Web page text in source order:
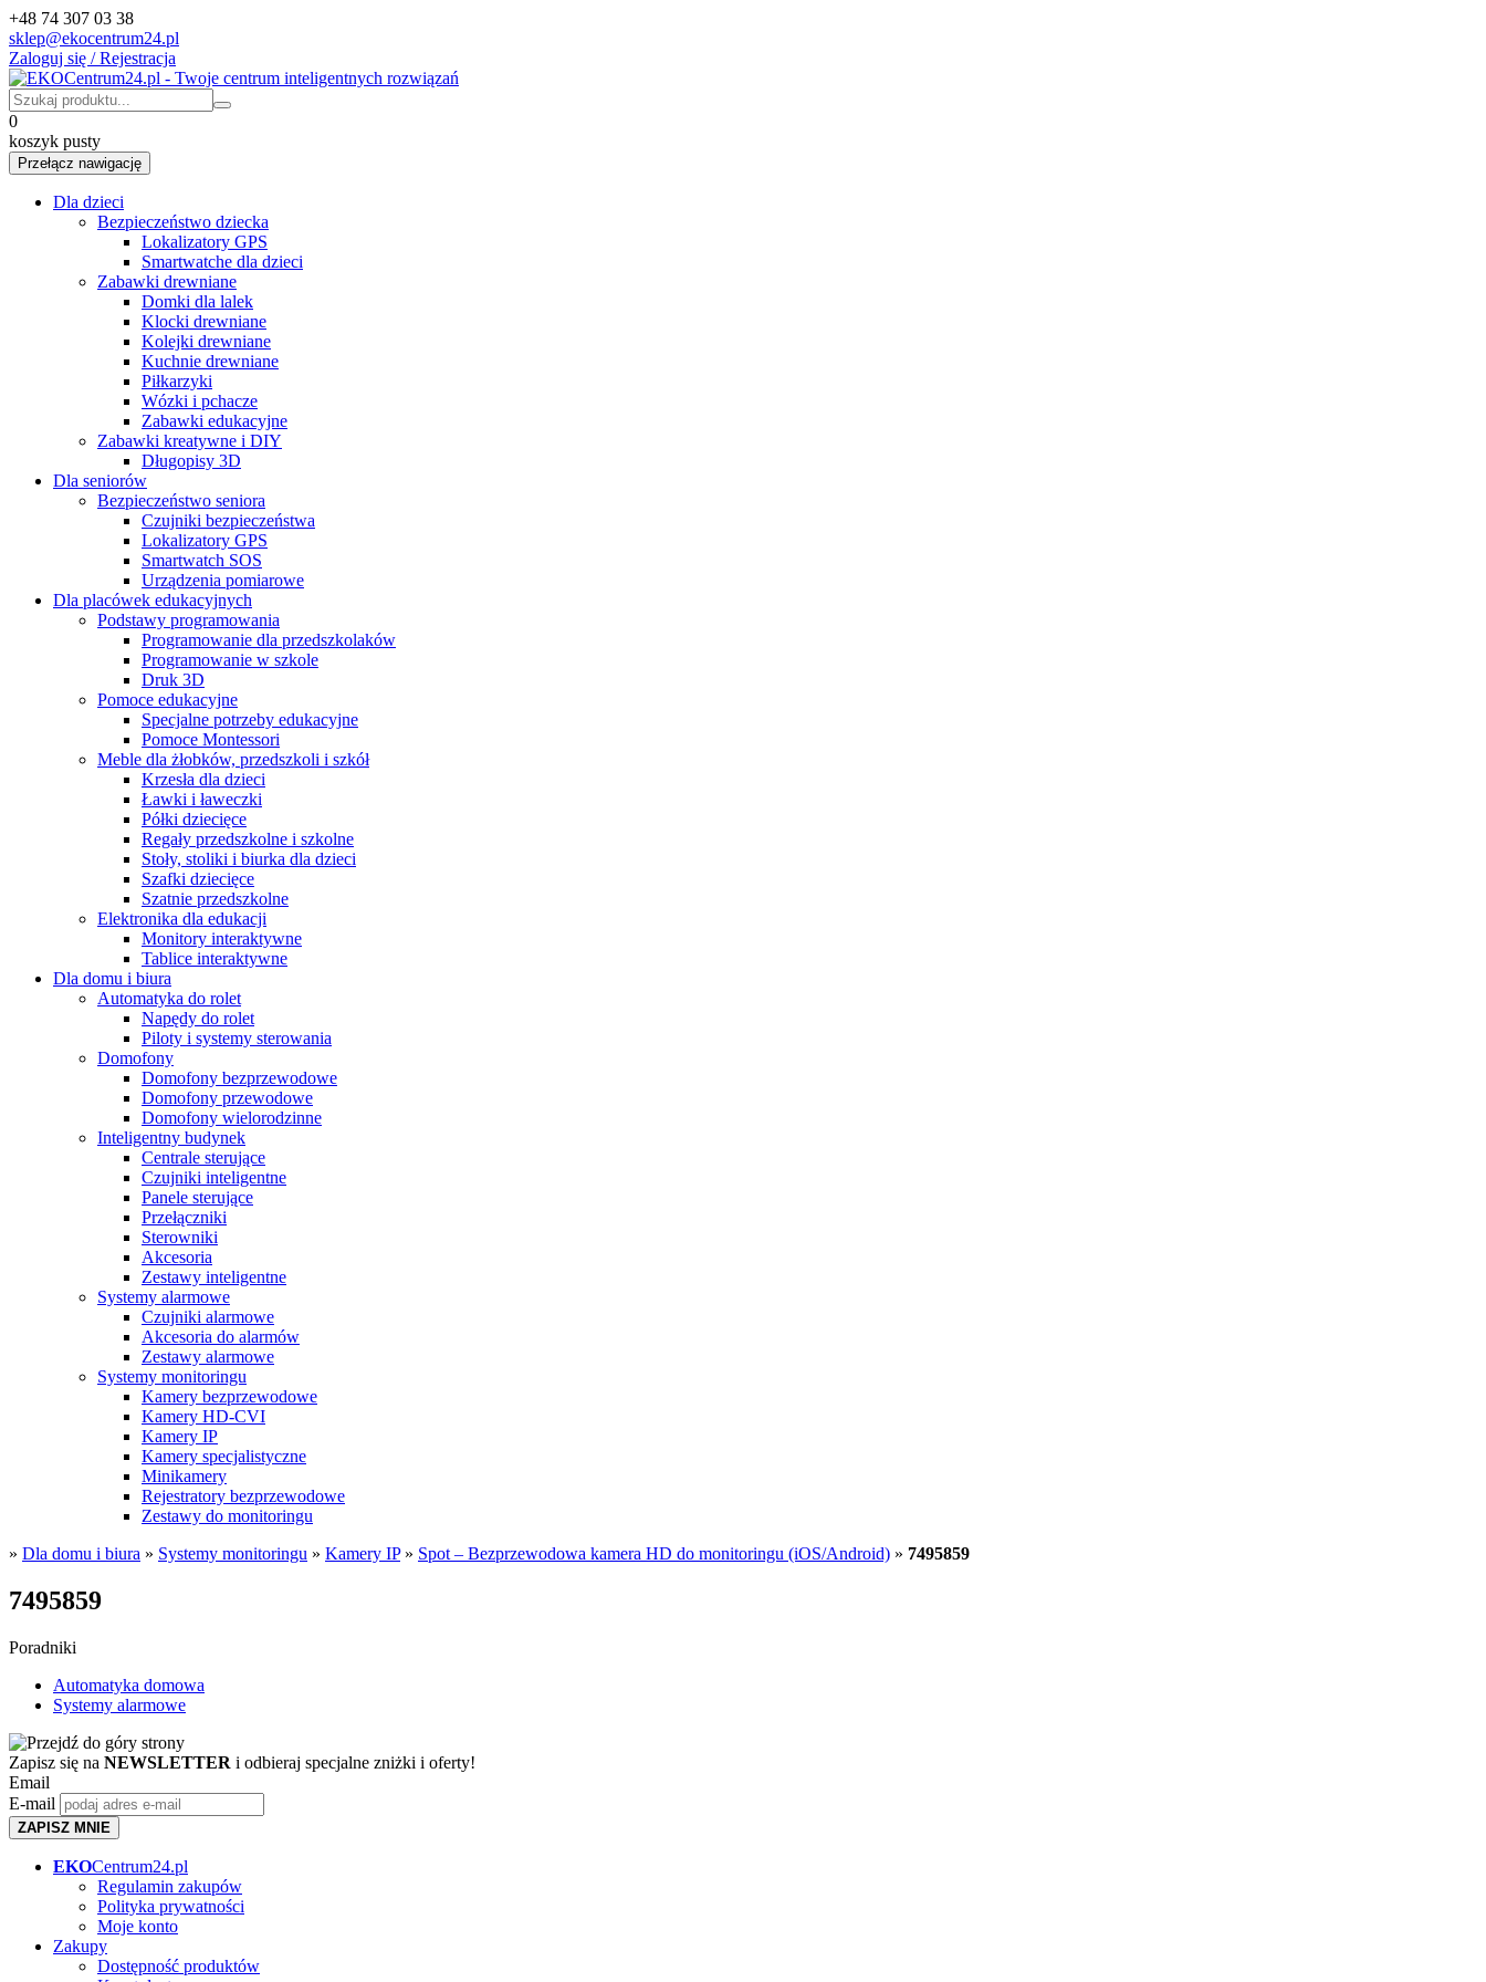
+48 74 307 03 38
sklep@ekocentrum24.pl
Zaloguj się / Rejestracja
0
koszyk pusty
Przełącz nawigację
Dla dzieci
Bezpieczeństwo dziecka
Lokalizatory GPS
Smartwatche dla dzieci
Zabawki drewniane
Domki dla lalek
Klocki drewniane
Kolejki drewniane
Kuchnie drewniane
Piłkarzyki
Wózki i pchacze
Zabawki edukacyjne
Zabawki kreatywne i DIY
Długopisy 3D
Dla seniorów
Bezpieczeństwo seniora
Czujniki bezpieczeństwa
Lokalizatory GPS
Smartwatch SOS
Urządzenia pomiarowe
Dla placówek edukacyjnych
Podstawy programowania
Programowanie dla przedszkolaków
Programowanie w szkole
Druk 3D
Pomoce edukacyjne
Specjalne potrzeby edukacyjne
Pomoce Montessori
Meble dla żłobków, przedszkoli i szkół
Krzesła dla dzieci
Ławki i ławeczki
Półki dziecięce
Regały przedszkolne i szkolne
Stoły, stoliki i biurka dla dzieci
Szafki dziecięce
Szatnie przedszkolne
Elektronika dla edukacji
Monitory interaktywne
Tablice interaktywne
Dla domu i biura
Automatyka do rolet
Napędy do rolet
Piloty i systemy sterowania
Domofony
Domofony bezprzewodowe
Domofony przewodowe
Domofony wielorodzinne
Inteligentny budynek
Centrale sterujące
Czujniki inteligentne
Panele sterujące
Przełączniki
Sterowniki
Akcesoria
Zestawy inteligentne
Systemy alarmowe
Czujniki alarmowe
Akcesoria do alarmów
Zestawy alarmowe
Systemy monitoringu
Kamery bezprzewodowe
Kamery HD-CVI
Kamery IP
Kamery specjalistyczne
Minikamery
Rejestratory bezprzewodowe
Zestawy do monitoringu
» Dla domu i biura » Systemy monitoringu » Kamery IP» Spot – Bezprzewodowa kamera HD do monitoringu (iOS/Android) » 7495859
7495859
Poradniki
Automatyka domowa
Systemy alarmowe
Zapisz się na NEWSLETTER i odbieraj specjalne zniżki i oferty!
Email
E-mail
ZAPISZ MNIE
EKOCentrum24.pl
Regulamin zakupów
Polityka prywatności
Moje konto
Zakupy
Dostępność produktów